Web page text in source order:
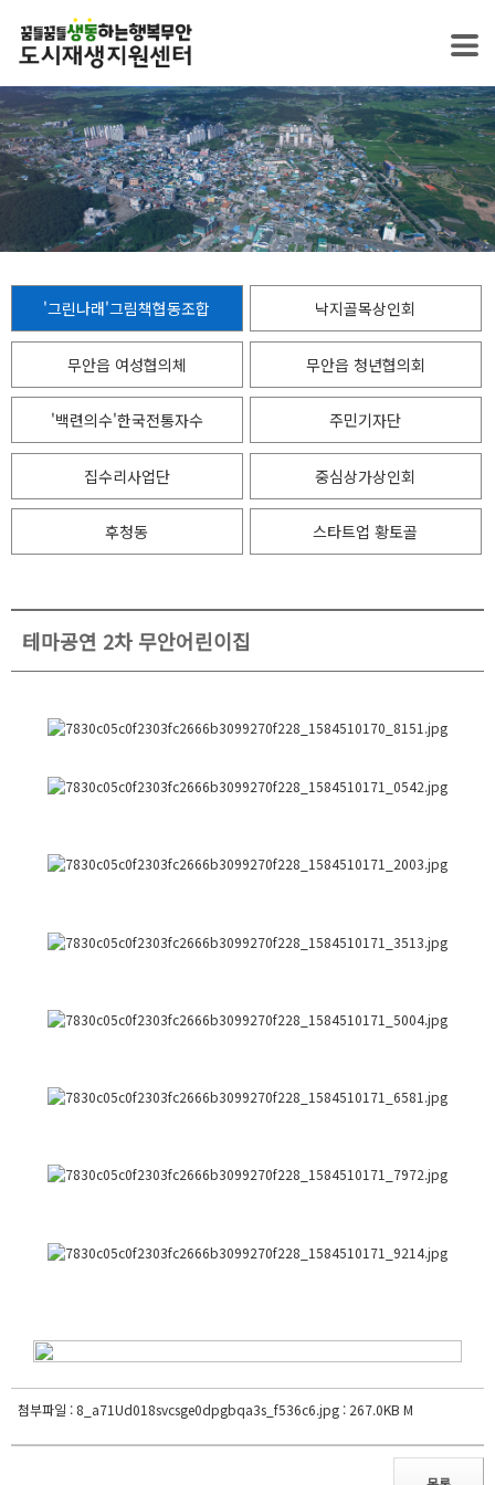
'그린나래'그림책협동조합 낙지골목상인회
무안읍 여성협의체 무안읍 청년협의회
'백련의수'한국전통자수 주민기자단
집수리사업단 중심상가상인회
후청동 스타트업 황토골
테마공연 2차 무안어린이집
첨부파일 : 8_a71Ud018svcsge0dpgbqa3s_f536c6.jpg : 267.0KB M